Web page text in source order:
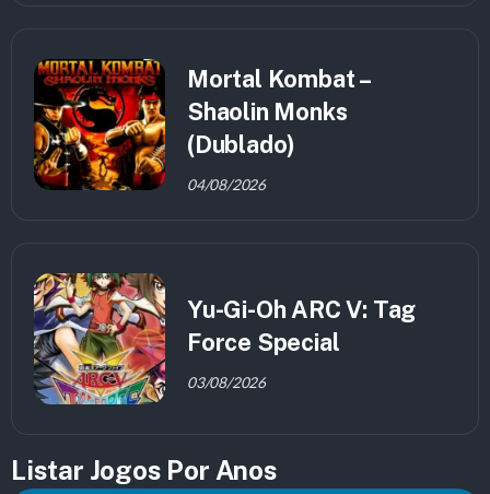
Mortal Kombat –
Shaolin Monks
(Dublado)
04/08/2026
Yu-Gi-Oh ARC V: Tag
Force Special
03/08/2026
Listar Jogos Por Anos